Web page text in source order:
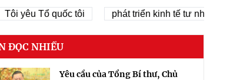
Tổ quốc tôi phát triển kinh tế tư nhân
ĐỌC NHIỀU
Yêu cầu của Tổng Bí thư, Chủ